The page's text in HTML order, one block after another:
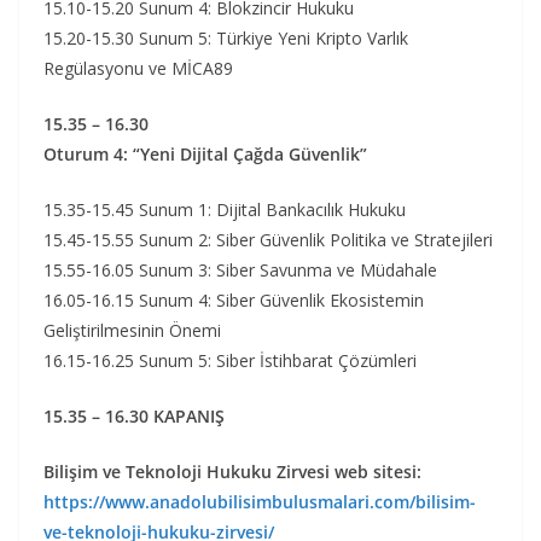
15.10-15.20 Sunum 4: Blokzincir Hukuku
15.20-15.30 Sunum 5: Türkiye Yeni Kripto Varlık
Regülasyonu ve MİCA89
15.35 – 16.30
Oturum 4: “Yeni Dijital Çağda Güvenlik”
15.35-15.45 Sunum 1: Dijital Bankacılık Hukuku
15.45-15.55 Sunum 2: Siber Güvenlik Politika ve Stratejileri
15.55-16.05 Sunum 3: Siber Savunma ve Müdahale
16.05-16.15 Sunum 4: Siber Güvenlik Ekosistemin
Geliştirilmesinin Önemi
16.15-16.25 Sunum 5: Siber İstihbarat Çözümleri
15.35 – 16.30 KAPANIŞ
Bilişim ve Teknoloji Hukuku Zirvesi web sitesi:
https://www.anadolubilisimbulusmalari.com/bilisim-
ve-teknoloji-hukuku-zirvesi/